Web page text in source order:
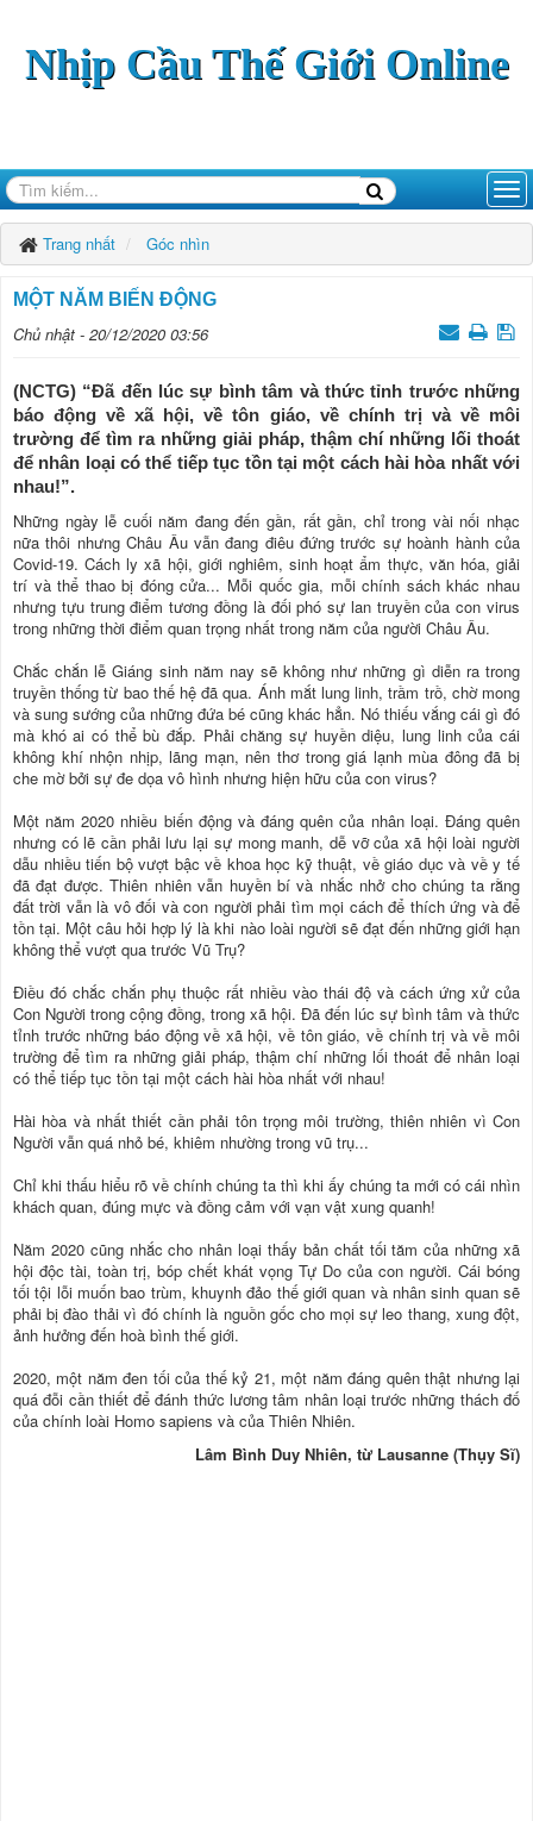
Nhịp Cầu Thế Giới Online
Trang nhất Góc nhìn
MỘT NĂM BIẾN ĐỘNG
Chủ nhật - 20/12/2020 03:56
(NCTG) “Đã đến lúc sự bình tâm và thức tỉnh trước những
báo động về xã hội, về tôn giáo, về chính trị và về môi
trường để tìm ra những giải pháp, thậm chí những lối thoát
để nhân loại có thể tiếp tục tồn tại một cách hài hòa nhất với
nhau!”.
Những ngày lễ cuối năm đang đến gần, rất gần, chỉ trong vài nối nhạc
nữa thôi nhưng Châu Âu vẫn đang điêu đứng trước sự hoành hành của
Covid-19. Cách ly xã hội, giới nghiêm, sinh hoạt ẩm thực, văn hóa, giải
trí và thể thao bị đóng cửa... Mỗi quốc gia, mỗi chính sách khác nhau
nhưng tựu trung điểm tương đồng là đối phó sự lan truyền của con virus
trong những thời điểm quan trọng nhất trong năm của người Châu Âu.
Chắc chắn lễ Giáng sinh năm nay sẽ không như những gì diễn ra trong
truyền thống từ bao thế hệ đã qua. Ánh mắt lung linh, trầm trồ, chờ mong
và sung sướng của những đứa bé cũng khác hẳn. Nó thiếu vắng cái gì đó
mà khó ai có thể bù đắp. Phải chăng sự huyền diệu, lung linh của cái
không khí nhộn nhịp, lãng mạn, nên thơ trong giá lạnh mùa đông đã bị
che mờ bởi sự đe dọa vô hình nhưng hiện hữu của con virus?
Một năm 2020 nhiều biến động và đáng quên của nhân loại. Đáng quên
nhưng có lẽ cần phải lưu lại sự mong manh, dễ vỡ của xã hội loài người
dẫu nhiều tiến bộ vượt bậc về khoa học kỹ thuật, về giáo dục và về y tế
đã đạt được. Thiên nhiên vẫn huyền bí và nhắc nhở cho chúng ta rằng
đất trời vẫn là vô đối và con người phải tìm mọi cách để thích ứng và để
tồn tại. Một câu hỏi hợp lý là khi nào loài người sẽ đạt đến những giới hạn
không thể vượt qua trước Vũ Trụ?
Điều đó chắc chắn phụ thuộc rất nhiều vào thái độ và cách ứng xử của
Con Người trong cộng đồng, trong xã hội. Đã đến lúc sự bình tâm và thức
tỉnh trước những báo động về xã hội, về tôn giáo, về chính trị và về môi
trường để tìm ra những giải pháp, thậm chí những lối thoát để nhân loại
có thể tiếp tục tồn tại một cách hài hòa nhất với nhau!
Hài hòa và nhất thiết cần phải tôn trọng môi trường, thiên nhiên vì Con
Người vẫn quá nhỏ bé, khiêm nhường trong vũ trụ...
Chỉ khi thấu hiểu rõ về chính chúng ta thì khi ấy chúng ta mới có cái nhìn
khách quan, đúng mực và đồng cảm với vạn vật xung quanh!
Năm 2020 cũng nhắc cho nhân loại thấy bản chất tối tăm của những xã
hội độc tài, toàn trị, bóp chết khát vọng Tự Do của con người. Cái bóng
tối tội lỗi muốn bao trùm, khuynh đảo thế giới quan và nhân sinh quan sẽ
phải bị đào thải vì đó chính là nguồn gốc cho mọi sự leo thang, xung đột,
ảnh hưởng đến hoà bình thế giới.
2020, một năm đen tối của thế kỷ 21, một năm đáng quên thật nhưng lại
quá đỗi cần thiết để đánh thức lương tâm nhân loại trước những thách đố
của chính loài Homo sapiens và của Thiên Nhiên.
Lâm Bình Duy Nhiên, từ Lausanne (Thụy Sĩ)